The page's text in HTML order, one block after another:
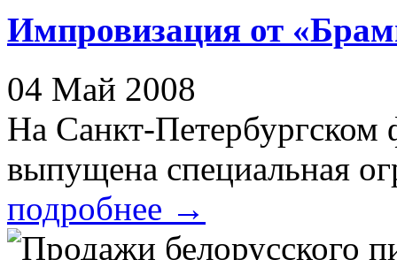
Импровизация от
04 Май 2008
На Санкт-Петербургском
выпущена специальная
подробнее →